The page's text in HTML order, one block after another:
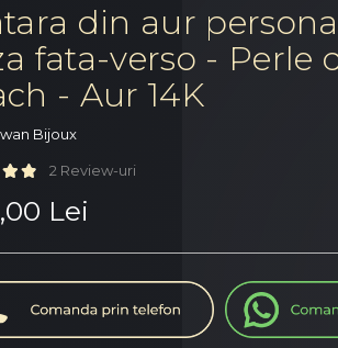
din aur
fata-verso - Perle
- Aur 14K
Bijoux
2 Review-uri
Lei